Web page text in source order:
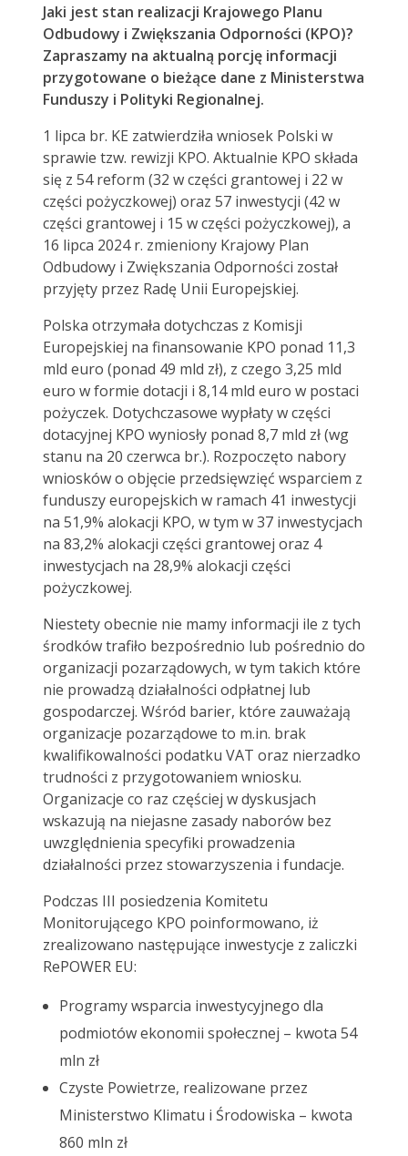
Jaki jest stan realizacji Krajowego Planu
Odbudowy i Zwiększania Odporności (KPO)?
Zapraszamy na aktualną porcję informacji
przygotowane o bieżące dane z Ministerstwa
Funduszy i Polityki Regionalnej.
1 lipca br. KE zatwierdziła wniosek Polski w
sprawie tzw. rewizji KPO. Aktualnie KPO składa
się z 54 reform (32 w części grantowej i 22 w
części pożyczkowej) oraz 57 inwestycji (42 w
części grantowej i 15 w części pożyczkowej), a
16 lipca 2024 r. zmieniony Krajowy Plan
Odbudowy i Zwiększania Odporności został
przyjęty przez Radę Unii Europejskiej.
Polska otrzymała dotychczas z Komisji
Europejskiej na finansowanie KPO ponad 11,3
mld euro (ponad 49 mld zł), z czego 3,25 mld
euro w formie dotacji i 8,14 mld euro w postaci
pożyczek. Dotychczasowe wypłaty w części
dotacyjnej KPO wyniosły ponad 8,7 mld zł (wg
stanu na 20 czerwca br.). Rozpoczęto nabory
wniosków o objęcie przedsięwzięć wsparciem z
funduszy europejskich w ramach 41 inwestycji
na 51,9% alokacji KPO, w tym w 37 inwestycjach
na 83,2% alokacji części grantowej oraz 4
inwestycjach na 28,9% alokacji części
pożyczkowej.
Niestety obecnie nie mamy informacji ile z tych
środków trafiło bezpośrednio lub pośrednio do
organizacji pozarządowych, w tym takich które
nie prowadzą działalności odpłatnej lub
gospodarczej. Wśród barier, które zauważają
organizacje pozarządowe to m.in. brak
kwalifikowalności podatku VAT oraz nierzadko
trudności z przygotowaniem wniosku.
Organizacje co raz częściej w dyskusjach
wskazują na niejasne zasady naborów bez
uwzględnienia specyfiki prowadzenia
działalności przez stowarzyszenia i fundacje.
Podczas III posiedzenia Komitetu
Monitorującego KPO poinformowano, iż
zrealizowano następujące inwestycje z zaliczki
RePOWER EU:
Programy wsparcia inwestycyjnego dla
podmiotów ekonomii społecznej – kwota 54
mln zł
Czyste Powietrze, realizowane przez
Ministerstwo Klimatu i Środowiska – kwota
860 mln zł